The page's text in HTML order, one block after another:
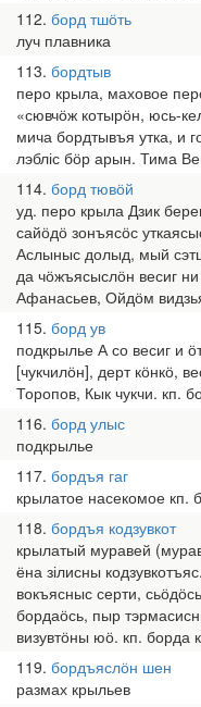
112 борд тшӧть
луч плавника
113 бордтыв
перо крыла, маховое
«сювчӧж котырӧн, юсь-
мича бордтывъя утка, и
лэбліс бӧр арын. Тима
114 борд тювӧй
уд. перо крыла Дзик
сайӧдӧ зонъясӧс
Аслыныс долыд, мый
да чӧжъясыслӧн весиг
Афанасьев, Ойдӧм
115 борд ув
подкрылье А со весиг и
[чукчилӧн], дерт кӧнкӧ,
Торопов, Кык чукчи. кп.
116 борд улыс
подкрылье
117 бордъя гаг
крылатое насекомое кп.
118 бордъя кодзувкот
крылатый муравей
ёна зілисны
вокъясныс серти,
бордаӧсь, пыр
визувтӧны юӧ. кп. борда
119 бордъяслӧн шен
размах крыльев